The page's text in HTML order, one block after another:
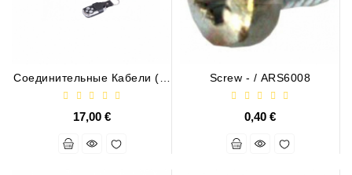
Соединительные Кабели (3-
Контактные, С
Дистанционным
Управлением)
17,00 €
Screw - / ARS6008
0,40 €